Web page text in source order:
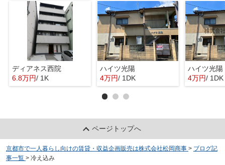
ディアネス西院
6.8万円/ 1K
ハイツ光陽
4万円/ 1DK
ハイツ光陽
4万円/ 1DK
ページトップへ
京都市で一人暮らし向けの賃貸・収益企画販売は株式会社松岡商事 > ブログ記
事一覧 > 冷え込み